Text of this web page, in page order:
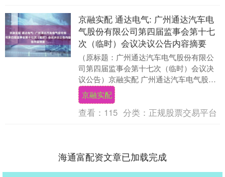
京融实配 通达电气: 广州通达汽车电
气股份有限公司第四届监事会第十七
次（临时）会议决议公告内容摘要
（原标题：广州通达汽车电气股份有限公
司第四届监事会第十七次（临时）会议决
议公告）京融实配 广州通达汽车电气股份
有限公司第四届监事会第十七次（临时）
会议于2025....
京融实配
查看： 115 分类： 正规股票交易平台
海通富配资文章已加载完成